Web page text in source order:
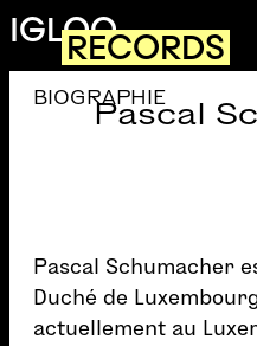
Aller au contenu principal
IGLOORECORDS
Pascal
BIOGRAPHIE
Pascal Schumacher
Duché de
actuellement au